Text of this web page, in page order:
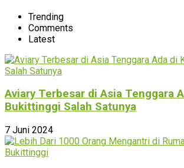
Trending
Comments
Latest
Aviary Terbesar di Asia Tenggara
Bukittinggi Salah Satunya
7 Juni 2024